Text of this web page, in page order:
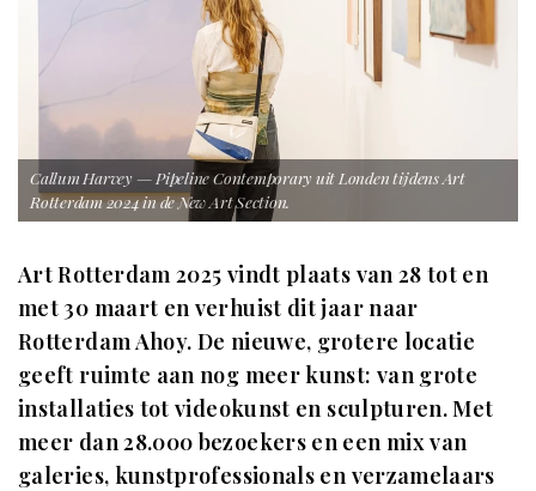
Callum Harvey — Pipeline Contemporary uit Londen tijdens Art
Rotterdam 2024 in de New Art Section.
Art Rotterdam 2025 vindt plaats van 28 tot en
met 30 maart en verhuist dit jaar naar
Rotterdam Ahoy. De nieuwe, grotere locatie
geeft ruimte aan nog meer kunst: van grote
installaties tot videokunst en sculpturen. Met
meer dan 28.000 bezoekers en een mix van
galeries, kunstprofessionals en verzamelaars